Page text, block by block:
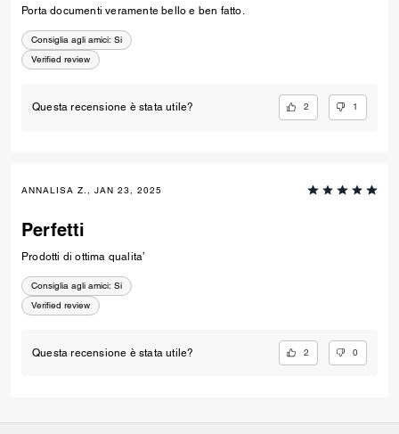
Porta documenti veramente bello e ben fatto.
Consiglia agli amici: Si
Verified review
Questa recensione è stata utile? 2 1
ANNALISA Z., JAN 23, 2025
Perfetti
Prodotti di ottima qualita’
Consiglia agli amici: Si
Verified review
Questa recensione è stata utile? 2 0